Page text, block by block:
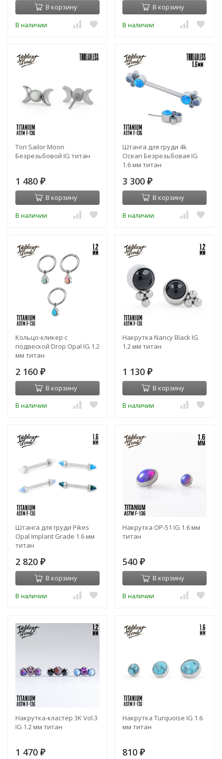
В корзину
В наличии
В корзину
В наличии
Топ Sailor Moon
Безрезьбовой IG титан
1 480 ₽
В корзину
В наличии
Штанга для груди 4k
Ocean Безрезьбовая IG
1.6 мм титан
3 300 ₽
В корзину
В наличии
Кольцо-кликер с
подвеской Drop Opal IG 1.2
мм титан
2 160 ₽
В корзину
В наличии
Накрутка Nancy Black IG
1.2 мм титан
1 130 ₽
В корзину
В наличии
Штанга для груди Pikes
Opal Implant Grade 1.6 мм
титан
2 820 ₽
В корзину
В наличии
Накрутка OP-51 IG 1.6 мм
титан
540 ₽
В корзину
В наличии
Накрутка-кластер 3K Vol.3
IG 1.2 мм титан
1 470 ₽
Накрутка Turquoise IG 1.6
мм титан
810 ₽